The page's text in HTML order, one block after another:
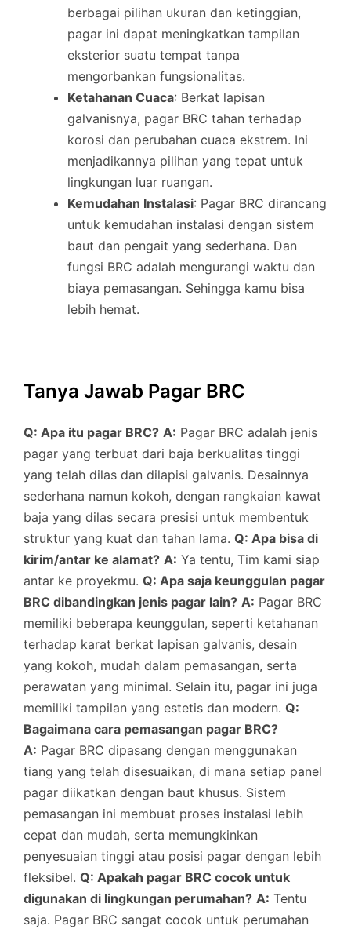
berbagai pilihan ukuran dan ketinggian,
pagar ini dapat meningkatkan tampilan
eksterior suatu tempat tanpa
mengorbankan fungsionalitas.
Ketahanan Cuaca: Berkat lapisan
galvanisnya, pagar BRC tahan terhadap
korosi dan perubahan cuaca ekstrem. Ini
menjadikannya pilihan yang tepat untuk
lingkungan luar ruangan.
Kemudahan Instalasi: Pagar BRC dirancang
untuk kemudahan instalasi dengan sistem
baut dan pengait yang sederhana. Dan
fungsi BRC adalah mengurangi waktu dan
biaya pemasangan. Sehingga kamu bisa
lebih hemat.
Tanya Jawab Pagar BRC
Q: Apa itu pagar BRC? A: Pagar BRC adalah jenis
pagar yang terbuat dari baja berkualitas tinggi
yang telah dilas dan dilapisi galvanis. Desainnya
sederhana namun kokoh, dengan rangkaian kawat
baja yang dilas secara presisi untuk membentuk
struktur yang kuat dan tahan lama. Q: Apa bisa di
kirim/antar ke alamat? A: Ya tentu, Tim kami siap
antar ke proyekmu. Q: Apa saja keunggulan pagar
BRC dibandingkan jenis pagar lain? A: Pagar BRC
memiliki beberapa keunggulan, seperti ketahanan
terhadap karat berkat lapisan galvanis, desain
yang kokoh, mudah dalam pemasangan, serta
perawatan yang minimal. Selain itu, pagar ini juga
memiliki tampilan yang estetis dan modern. Q:
Bagaimana cara pemasangan pagar BRC?
A: Pagar BRC dipasang dengan menggunakan
tiang yang telah disesuaikan, di mana setiap panel
pagar diikatkan dengan baut khusus. Sistem
pemasangan ini membuat proses instalasi lebih
cepat dan mudah, serta memungkinkan
penyesuaian tinggi atau posisi pagar dengan lebih
fleksibel. Q: Apakah pagar BRC cocok untuk
digunakan di lingkungan perumahan? A: Tentu
saja. Pagar BRC sangat cocok untuk perumahan